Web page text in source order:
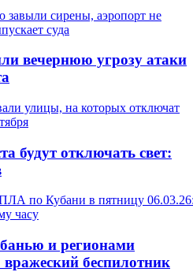
вечернюю угрозу атаки
будут отключать свет:
и регионами
беспилотник